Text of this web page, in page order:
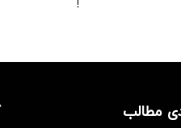
!
مطالب